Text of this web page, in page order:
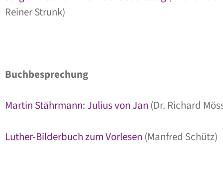
Reiner Strunk)
Buchbesprechung
Martin Stährmann: Julius von Jan (Dr. Richard
Luther-Bilderbuch zum Vorlesen (Manfred Schütz)